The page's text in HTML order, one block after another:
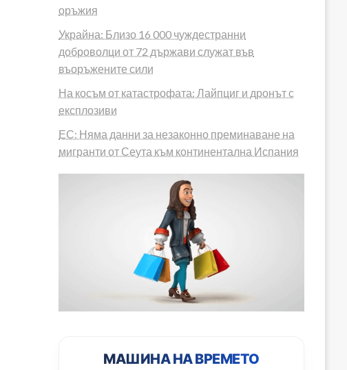
оръжия
Украйна: Близо 16 000 чуждестранни
доброволци от 72 държави служат във
въоръжените сили
На косъм от катастрофата: Лайпциг и дронът с
експлозиви
ЕС: Няма данни за незаконно преминаване на
мигранти от Сеута към континентална Испания
МАШИНА НА ВРЕМЕТО